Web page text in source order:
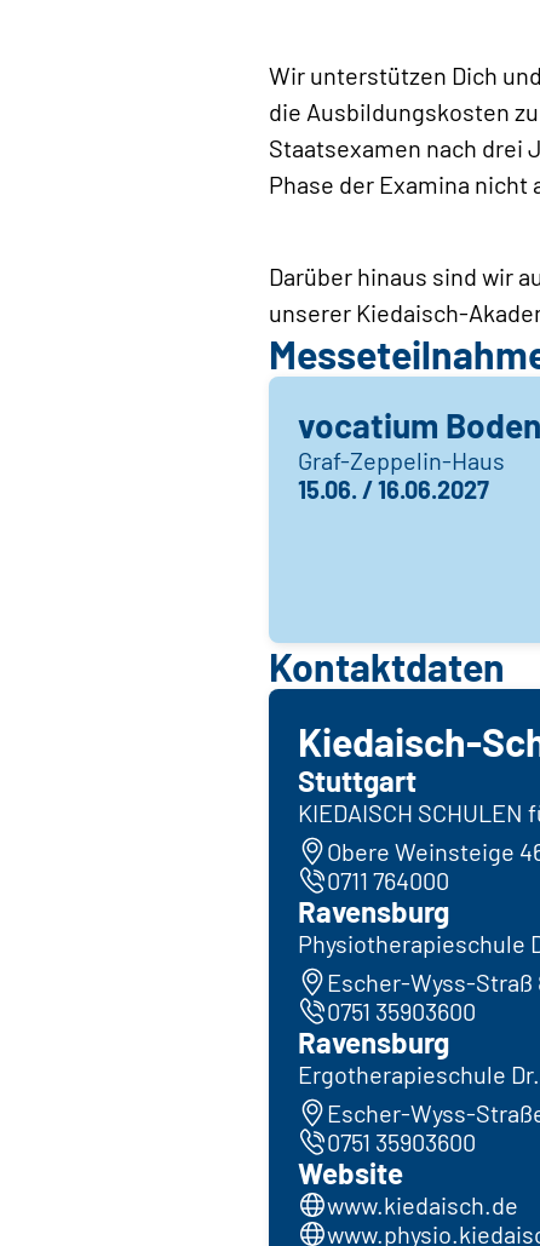
Wir unterstützen Dich
die Ausbildungskosten
Staatsexamen nach drei
Phase der Examina
Darüber hinaus sind wir
unserer Kiedaisch-
vocatium
Graf-Zeppelin-Haus
15.06. / 16.06.2027
Kontaktdaten
Kiedaisch-
Stuttgart
KIEDAISCH
Obere Weinsteige
0711 764000
Ravensburg
Physiotherapieschule
Escher-Wyss-Straß
0751 35903600
Ravensburg
Ergotherapieschule
Escher-Wyss-
0751 35903600
Website
www.kiedaisch.de